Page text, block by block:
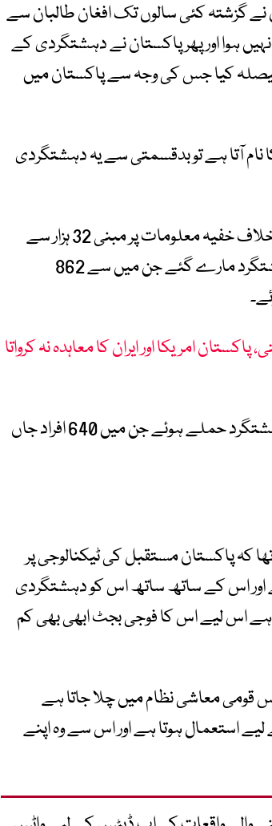
نے گزشتہ کئی سالوں تک افغان طالبان سے
نہیں ہوا اور پھر پاکستان نے دہشتگردی کے
کیا جس کی وجہ سے پاکستان میں
نام آتا ہے تو بدقسمتی سے یہ دہشتگردی
انہوں نے بتایا کہ رواں سال پاکستان دہشتگردی کے خلاف خفیہ معلومات پر مبنی 32 ہزار سے
زیادپ آپریشن کر چکا ہے جن میں ایک ہزار 861 دہشتگرد مارے گئے جن میں سے 862
امریکا اور ایران کا معاہدہ نہ کرواتا
انہوں نے کہاکہ اس دوران پاکستان میں 2 ہزار 170 دہشتگرد حملے ہوئے جن میں 640 افراد جاں
کہ پاکستان مستقبل کی ٹیکنالوجی پر
اور اس کے ساتھ ساتھ اس کو دہشتگردی
اس لیے اس کا فوجی بجٹ ابھی بھی کم
فوجی بجٹ واپس قومی معاشی نظام میں چلا جاتا ہے
کے لیے استعمال ہوتا ہے اور اس سے وہ اپنے